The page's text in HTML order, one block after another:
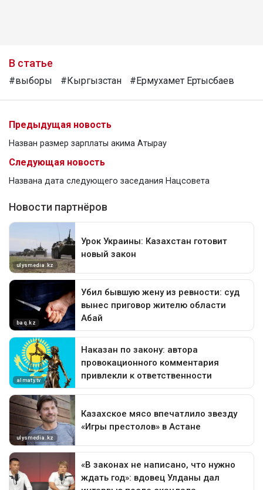
В статье
#выборы #Кыргызстан #Ермухамет Ертысбаев
Предыдущая новость
Назван размер зарплаты акима Атырау
Следующая новость
Названа дата следующего заседания Нацсовета